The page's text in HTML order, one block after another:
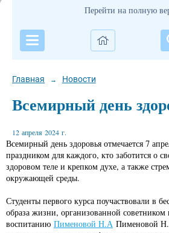
Перейти на полную
Главная → Новости
Всемирный день
12 апреля 2024 г.
Всемирный день здоровья отмечается 7
праздником для каждого, кто заботится о
здоровом теле и крепком духе, а также
окружающей среды.
Студенты первого курса поучаствовали в
образа жизни, организованной советником
воспитанию Пименовой Н.А Пименовой